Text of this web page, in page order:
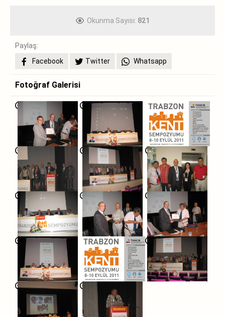
Okunma Sayısı: 821
Paylaş:
Facebook
Twitter Whatsapp
Fotoğraf Galerisi